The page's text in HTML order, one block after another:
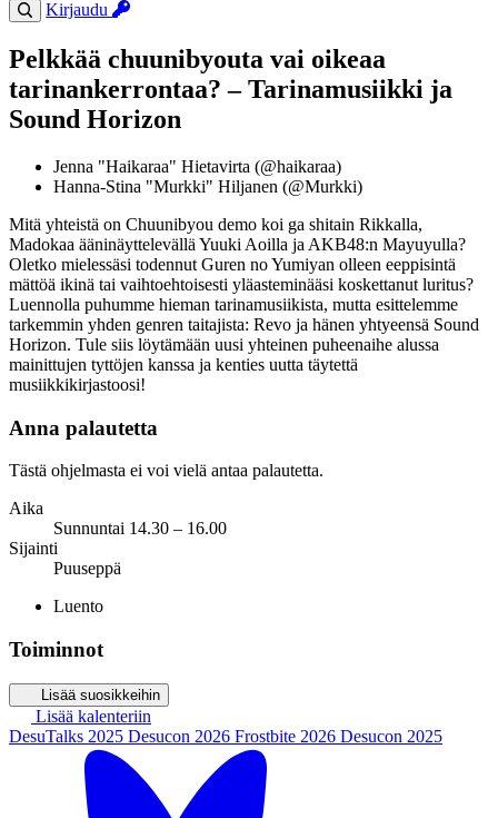
Kirjaudu
Pelkkää chuunibyouta vai oikeaa
tarinankerrontaa? – Tarinamusiikki ja
Sound Horizon
Jenna "Haikaraa" Hietavirta (@haikaraa)
Hanna-Stina "Murkki" Hiljanen (@Murkki)
Mitä yhteistä on Chuunibyou demo koi ga shitain Rikkalla,
Madokaa ääninäyttelevällä Yuuki Aoilla ja AKB48:n Mayuyulla?
Oletko mielessäsi todennut Guren no Yumiyan olleen eeppisintä
mättöä ikinä tai vaihtoehtoisesti yläasteminääsi koskettanut luritus?
Luennolla puhumme hieman tarinamusiikista, mutta esittelemme
tarkemmin yhden genren taitajista: Revo ja hänen yhtyeensä Sound
Horizon. Tule siis löytämään uusi yhteinen puheenaihe alussa
mainittujen tyttöjen kanssa ja kenties uutta täytettä
musiikkikirjastoosi!
Anna palautetta
Tästä ohjelmasta ei voi vielä antaa palautetta.
Aika
Sunnuntai 14.30 – 16.00
Sijainti
Puuseppä
Luento
Toiminnot
Lisää suosikkeihin
Lisää kalenteriin
DesuTalks 2025 Desucon 2026 Frostbite 2026 Desucon 2025